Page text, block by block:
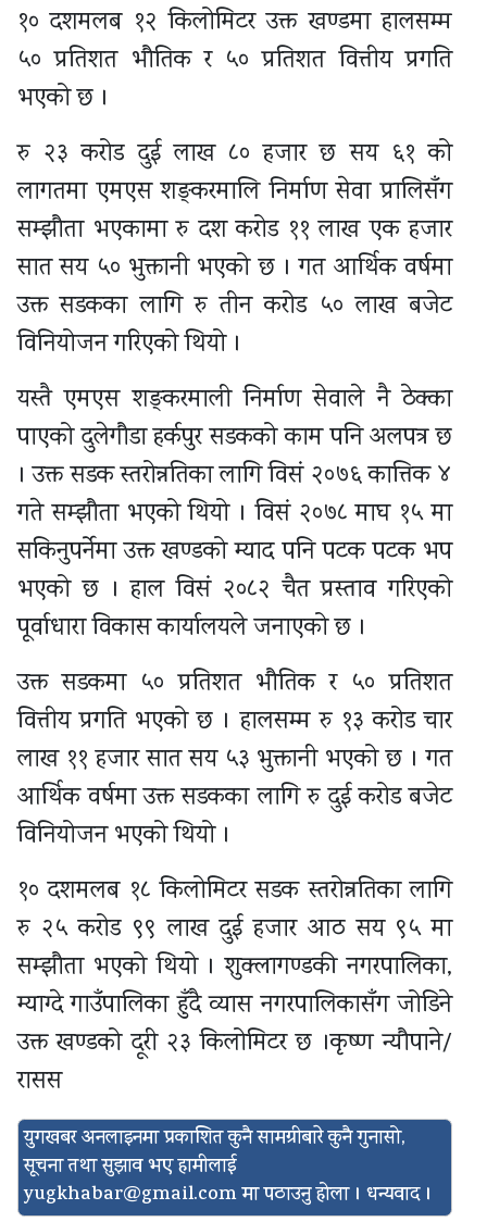
१० दशमलब १२ किलोमिटर उक्त खण्डमा हालसम्म
५० प्रतिशत भौतिक र ५० प्रतिशत वित्तीय प्रगति
भएको छ ।
रु २३ करोड दुई लाख ८० हजार छ सय ६१ को
लागतमा एमएस शङ्करमालि निर्माण सेवा प्रालिसँग
सम्झौता भएकामा रु दश करोड ११ लाख एक हजार
सात सय ५० भुक्तानी भएको छ । गत आर्थिक वर्षमा
उक्त सडकका लागि रु तीन करोड ५० लाख बजेट
विनियोजन गरिएको थियो ।
यस्तै एमएस शङ्करमाली निर्माण सेवाले नै ठेक्का
पाएको दुलेगौडा हर्कपुर सडकको काम पनि अलपत्र छ
। उक्त सडक स्तरोन्नतिका लागि विसं २०७६ कात्तिक ४
गते सम्झौता भएको थियो । विसं २०७८ माघ १५ मा
सकिनुपर्नेमा उक्त खण्डको म्याद पनि पटक पटक भप
भएको छ । हाल विसं २०८२ चैत प्रस्ताव गरिएको
पूर्वाधारा विकास कार्यालयले जनाएको छ ।
उक्त सडकमा ५० प्रतिशत भौतिक र ५० प्रतिशत
वित्तीय प्रगति भएको छ । हालसम्म रु १३ करोड चार
लाख ११ हजार सात सय ५३ भुक्तानी भएको छ । गत
आर्थिक वर्षमा उक्त सडकका लागि रु दुई करोड बजेट
विनियोजन भएको थियो ।
१० दशमलब १८ किलोमिटर सडक स्तरोन्नतिका लागि
रु २५ करोड ९९ लाख दुई हजार आठ सय ९५ मा
सम्झौता भएको थियो । शुक्लागण्डकी नगरपालिका,
म्याग्दे गाउँपालिका हुँदै व्यास नगरपालिकासँग जोडिने
उक्त खण्डको दूरी २३ किलोमिटर छ ।कृष्ण न्यौपाने/
रासस
युगखबर अनलाइनमा प्रकाशित कुनै सामग्रीबारे कुनै गुनासो,
सूचना तथा सुझाव भए हामीलाई
yugkhabar@gmail.comमा पठाउनु होला । धन्यवाद ।